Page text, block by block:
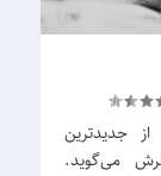
جدیدترین
می‌گوید.